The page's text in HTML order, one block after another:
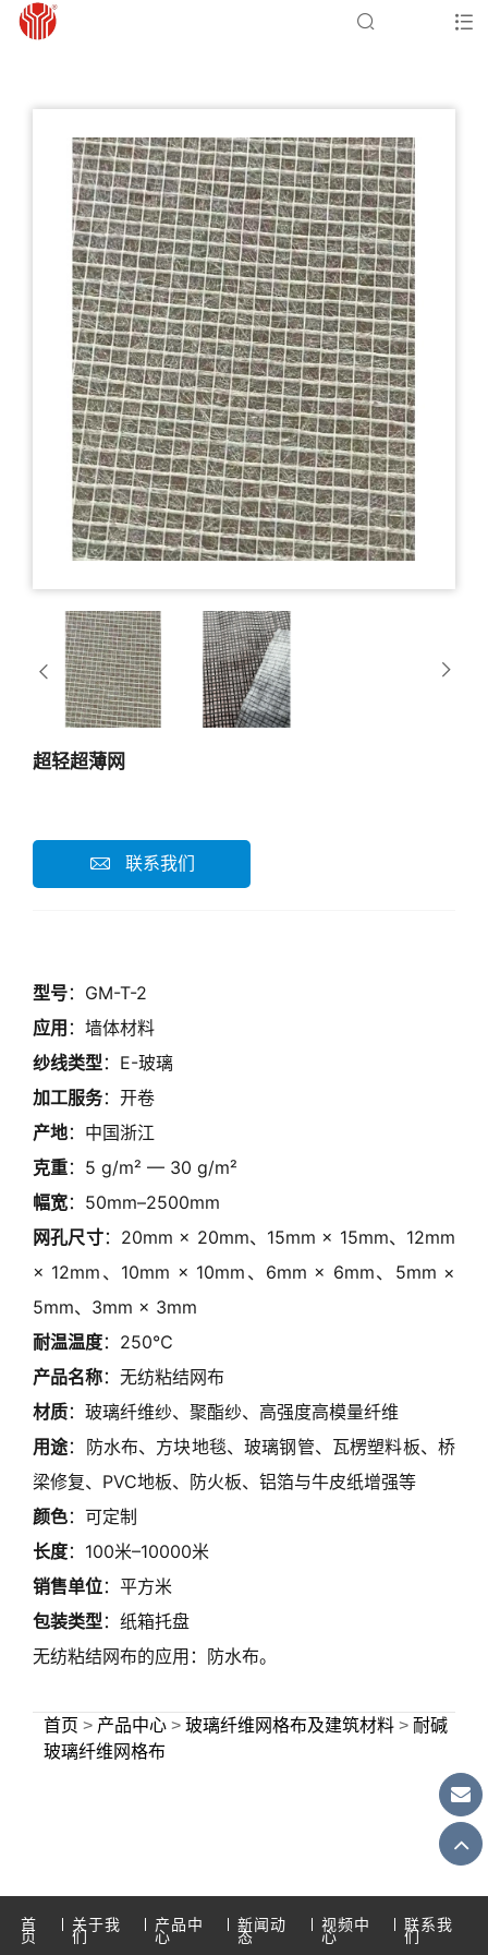
超轻超薄网
联系我们
型号：GM-T-2
应用 ：墙体材料
纱线类型：E-玻璃
加工服务：开卷
产地：中国浙江
克重：5 g/m² — 30 g/m²
幅宽：50mm–2500mm
网孔尺寸：20mm × 20mm、15mm × 15mm、12mm
× 12mm、10mm × 10mm、6mm × 6mm、5mm ×
5mm、3mm × 3mm
耐温温度：250℃
产品名称：无纺粘结网布
材质：玻璃纤维纱、聚酯纱、高强度高模量纤维
用途：防水布、方块地毯、玻璃钢管、瓦楞塑料板、桥
梁修复、PVC地板、防火板、铝箔与牛皮纸增强等
颜色：可定制
长度：100米–10000米
销售单位：平方米
包装类型：纸箱托盘
无纺粘结网布的应用：防水布。
首页 > 产品中心 > 玻璃纤维网格布及建筑材料 > 耐碱
玻璃纤维网格布
首
页
关于我
们
产品中
心
新闻动
态
视频中
心
联系我
们